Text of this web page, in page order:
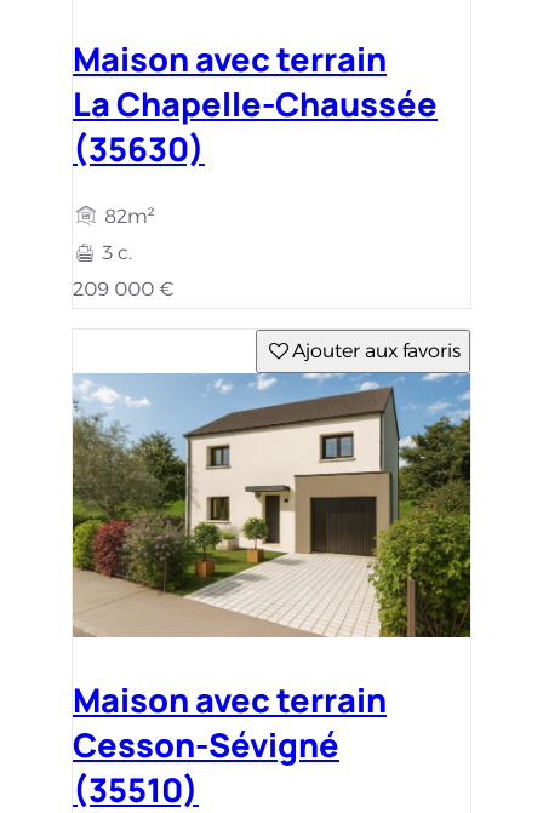
Maison avec terrain
La Chapelle-Chaussée
(35630)
82m²
3 c.
209 000 €
Ajouter aux favoris
Maison avec terrain
Cesson-Sévigné
(35510)